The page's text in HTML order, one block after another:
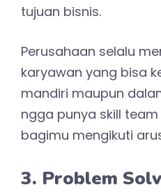
tujuan bisnis.
Perusahaan selalu
karyawan yang bisa
mandiri maupun
ngga punya skill
bagimu mengikuti
3. Problem